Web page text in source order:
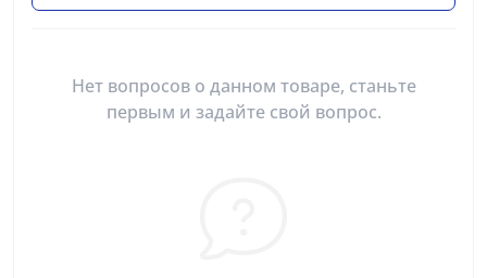
Нет вопросов о данном товаре, станьте
первым и задайте свой вопрос.